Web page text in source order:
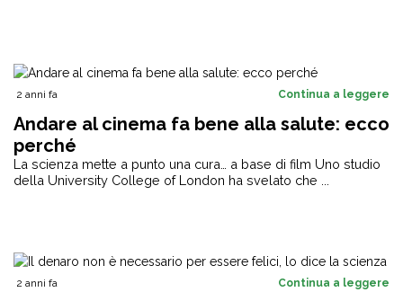
2 anni fa Continua a leggere
Andare al cinema fa bene alla salute: ecco
perché
La scienza mette a punto una cura… a base di film Uno studio
della University College of London ha svelato che ...
2 anni fa Continua a leggere